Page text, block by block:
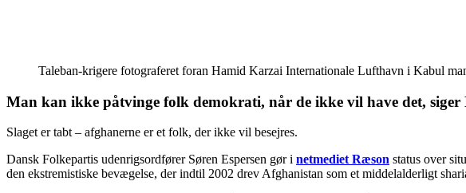
Taleban-krigere fotograferet foran Hamid Karzai Internationale Lufthavn i Kabul
Man kan ikke påtvinge folk demokrati, når de ikke vil have det,
Slaget er tabt – afghanerne er et folk, der ikke vil besejres.
Dansk Folkepartis udenrigsordfører Søren Espersen gør i netmediet Ræson status over
den ekstremistiske bevægelse, der indtil 2002 drev Afghanistan som et middelalderligt